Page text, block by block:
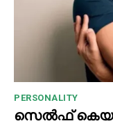
PERSONALITY
സെൽഫ്